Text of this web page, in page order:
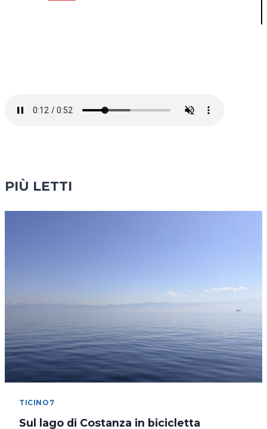
PIÙ LETTI
TICINO7
Sul lago di Costanza in bicicletta